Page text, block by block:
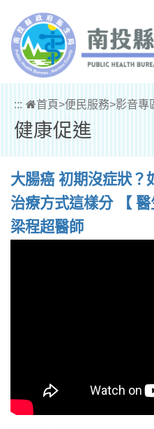
::: 首頁>便民服務>影音專
健康促進
大腸癌 初期沒症狀？
治療方式這樣分 【 醫
梁程超醫師